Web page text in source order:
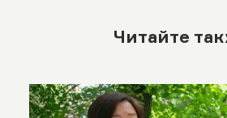
Читайте